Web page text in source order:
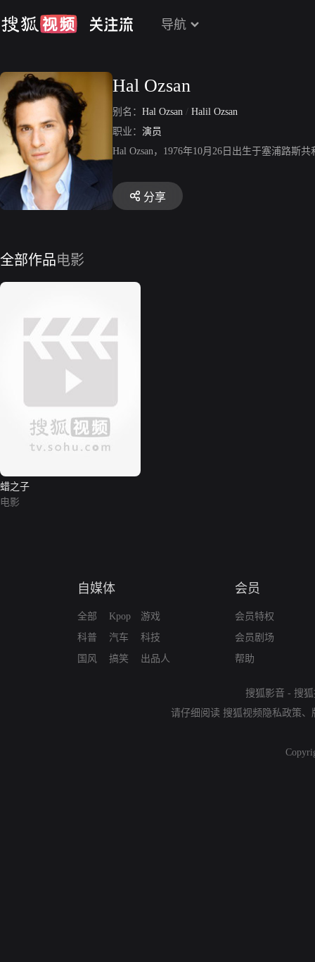
导航
Hal Ozsan
别名： Hal Ozsan / Halil Ozsan
职业： 演员
Hal Ozsan，1976年10月26日出生于塞浦路斯
分享
全部作品电影
蜡之子
电影
自媒体
全部
科普
国风
Kpop
汽车
搞笑
游戏
科技
出品人
会员
会员特权
会员剧场
帮助
搜狐影音 - 搜
请仔细阅读 搜狐视频隐私政策、